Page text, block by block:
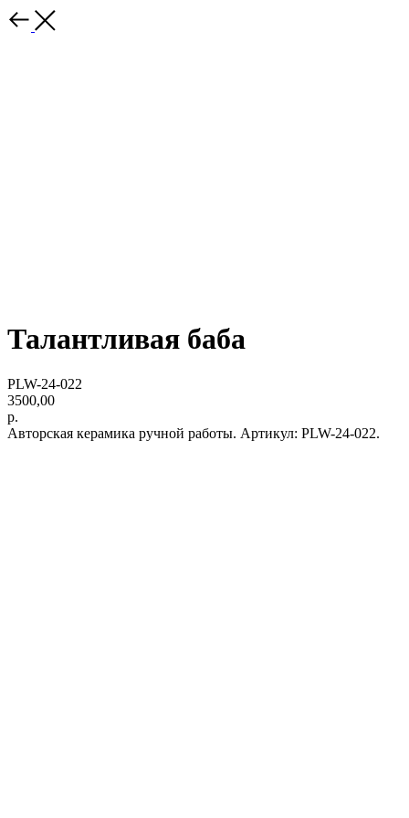
Талантливая баба
PLW-24-022
3500,00
р.
Авторская керамика ручной работы. Артикул: PLW-24-022.